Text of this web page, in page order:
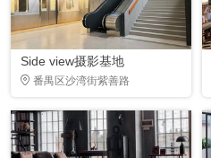
Side view摄影基地
番禺区沙湾街紫善路